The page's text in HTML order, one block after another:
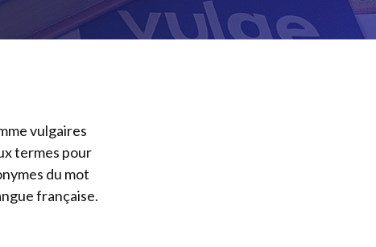
vulgaires
termes pour
du mot
française.